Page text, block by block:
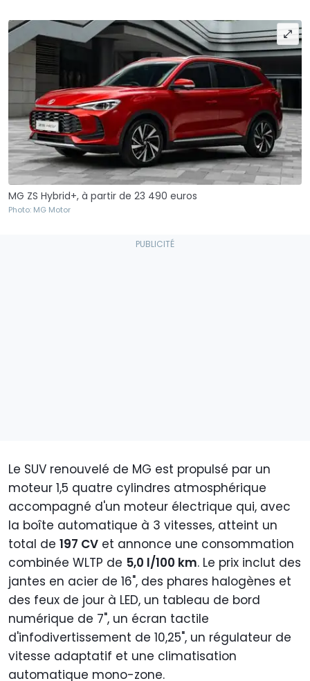
MG ZS Hybrid+, à partir de 23 490 euros
Photo: MG Motor
Le SUV renouvelé de MG est propulsé par un
moteur 1,5 quatre cylindres atmosphérique
accompagné d'un moteur électrique qui, avec
la boîte automatique à 3 vitesses, atteint un
total de 197 CV et annonce une consommation
combinée WLTP de 5,0 l/100 km. Le prix inclut des
jantes en acier de 16", des phares halogènes et
des feux de jour à LED, un tableau de bord
numérique de 7", un écran tactile
d'infodivertissement de 10,25", un régulateur de
vitesse adaptatif et une climatisation
automatique mono-zone.